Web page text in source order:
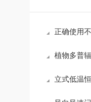
正确使用不锈
植物多普辐射计（
立式低温恒温